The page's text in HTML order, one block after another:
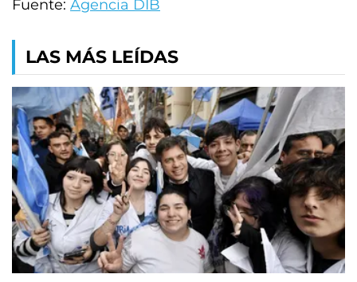
Fuente: Agencia DIB
LAS MÁS LEÍDAS